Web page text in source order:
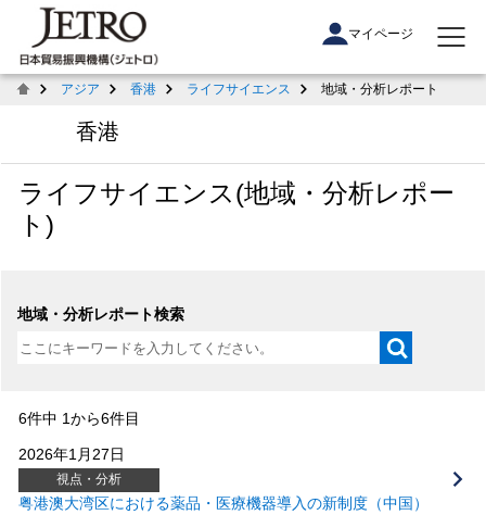
マイページ
アジア 香港 ライフサイエンス 地域・分析レポート
香港
ライフサイエンス(地域・分析レポー
ト)
地域・分析レポート検索
6件中 1から6件目
2026年1月27日
視点・分析
粤港澳大湾区における薬品・医療機器導入の新制度（中国）